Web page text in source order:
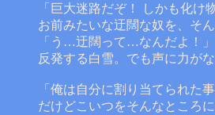
「巨大迷路だぞ！ しかも化け
お前みたいな迂闊な奴を、そ
「う…迂闊って…なんだよ！」
反発する白雪。でも声に力がな
「俺は自分に割り当てられた
だけどこいつをそんなところ